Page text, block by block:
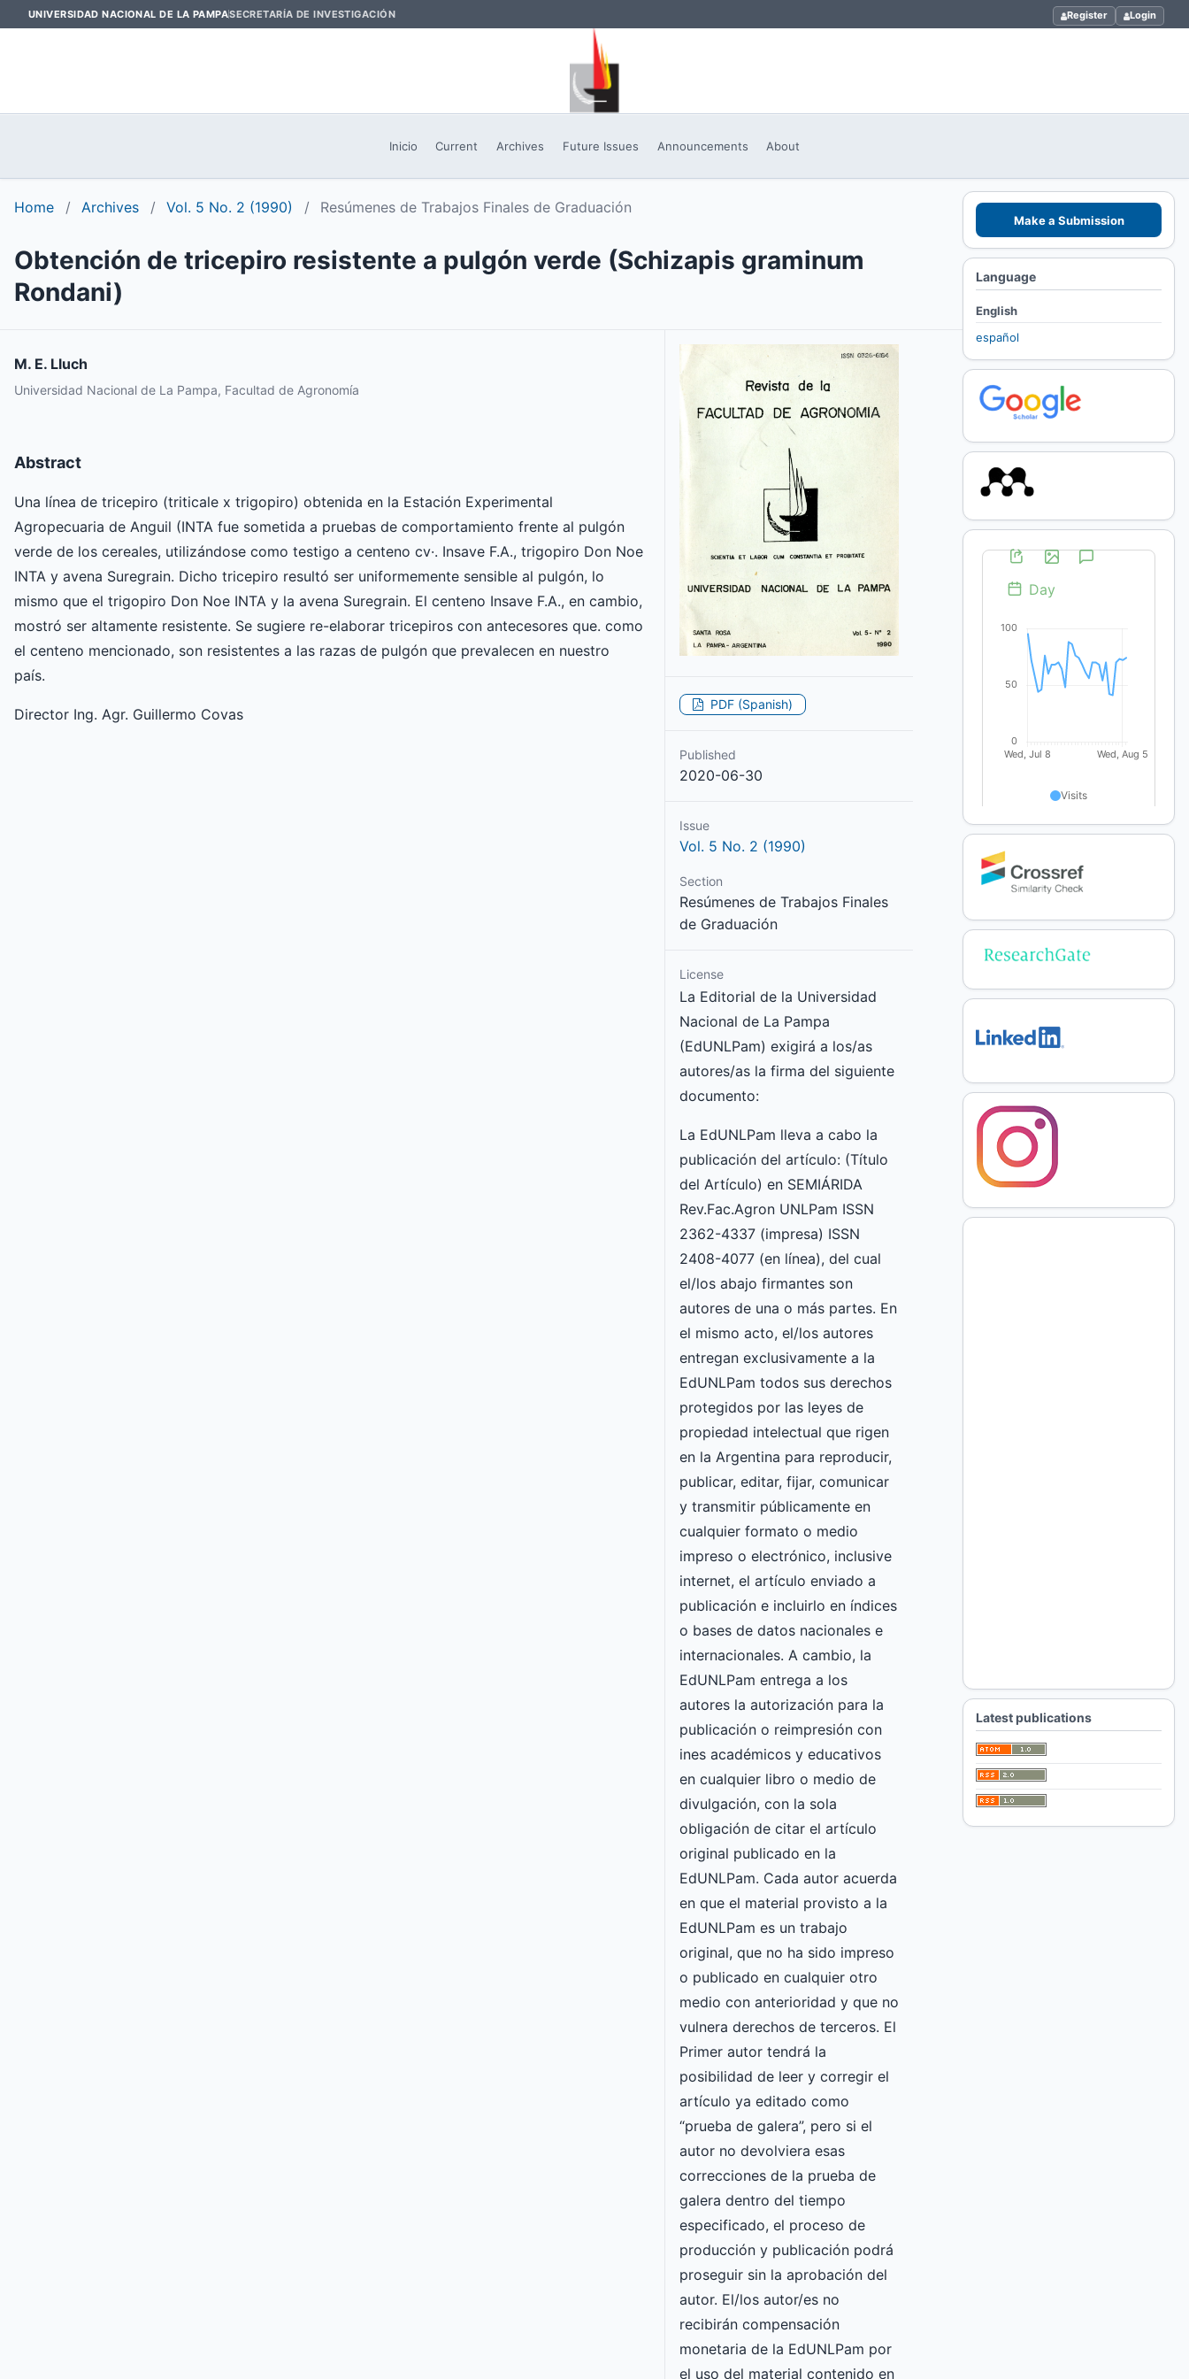
UNIVERSIDAD NACIONAL DE LA PAMPASECRETARÍA DE INVESTIGACIÓN Register Login
Inicio Current Archives Future Issues Announcements About
Home / Archives / Vol. 5 No. 2 (1990) / Resúmenes de Trabajos Finales de Graduación
Obtención de tricepiro resistente a pulgón verde (Schizapis graminum
Rondani)
M. E. Lluch
Universidad Nacional de La Pampa, Facultad de Agronomía
Abstract
Una línea de tricepiro (triticale x trigopiro) obtenida en la Estación Experimental
Agropecuaria de Anguil (INTA fue sometida a pruebas de comportamiento frente al pulgón
verde de los cereales, utilizándose como testigo a centeno cv·. Insave F.A., trigopiro Don Noe
INTA y avena Suregrain. Dicho tricepiro resultó ser uniformemente sensible al pulgón, lo
mismo que el trigopiro Don Noe INTA y la avena Suregrain. El centeno Insave F.A., en cambio,
mostró ser altamente resistente. Se sugiere re-elaborar tricepiros con antecesores que. como
el centeno mencionado, son resistentes a las razas de pulgón que prevalecen en nuestro
país.
Director Ing. Agr. Guillermo Covas
PDF (Spanish)
Published
2020-06-30
Issue
Vol. 5 No. 2 (1990)
Section
Resúmenes de Trabajos Finales
de Graduación
License
La Editorial de la Universidad
Nacional de La Pampa
(EdUNLPam) exigirá a los/as
autores/as la firma del siguiente
documento:
La EdUNLPam lleva a cabo la
publicación del artículo: (Título
del Artículo) en SEMIÁRIDA
Rev.Fac.Agron UNLPam ISSN
2362-4337 (impresa) ISSN
2408-4077 (en línea), del cual
el/los abajo firmantes son
autores de una o más partes. En
el mismo acto, el/los autores
entregan exclusivamente a la
EdUNLPam todos sus derechos
protegidos por las leyes de
propiedad intelectual que rigen
en la Argentina para reproducir,
publicar, editar, fijar, comunicar
y transmitir públicamente en
cualquier formato o medio
impreso o electrónico, inclusive
internet, el artículo enviado a
publicación e incluirlo en índices
o bases de datos nacionales e
internacionales. A cambio, la
EdUNLPam entrega a los
autores la autorización para la
publicación o reimpresión con
ines académicos y educativos
en cualquier libro o medio de
divulgación, con la sola
obligación de citar el artículo
original publicado en la
EdUNLPam. Cada autor acuerda
en que el material provisto a la
EdUNLPam es un trabajo
original, que no ha sido impreso
o publicado en cualquier otro
medio con anterioridad y que no
vulnera derechos de terceros. El
Primer autor tendrá la
posibilidad de leer y corregir el
artículo ya editado como
“prueba de galera”, pero si el
autor no devolviera esas
correcciones de la prueba de
galera dentro del tiempo
especificado, el proceso de
producción y publicación podrá
proseguir sin la aprobación del
autor. El/los autor/es no
recibirán compensación
monetaria de la EdUNLPam por
el uso del material contenido en
Make a Submission
Language
English
español
Latest publications